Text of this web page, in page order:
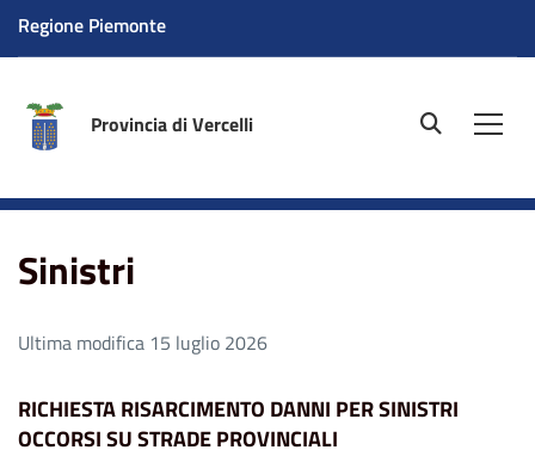
Regione Piemonte
Provincia di Vercelli site.searc
Sinistri
Ultima modifica 15 luglio 2026
RICHIESTA RISARCIMENTO DANNI PER SINISTRI
OCCORSI SU STRADE PROVINCIALI